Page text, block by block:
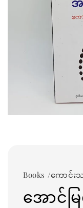
Books /ကောင်းသ
အောင်မ